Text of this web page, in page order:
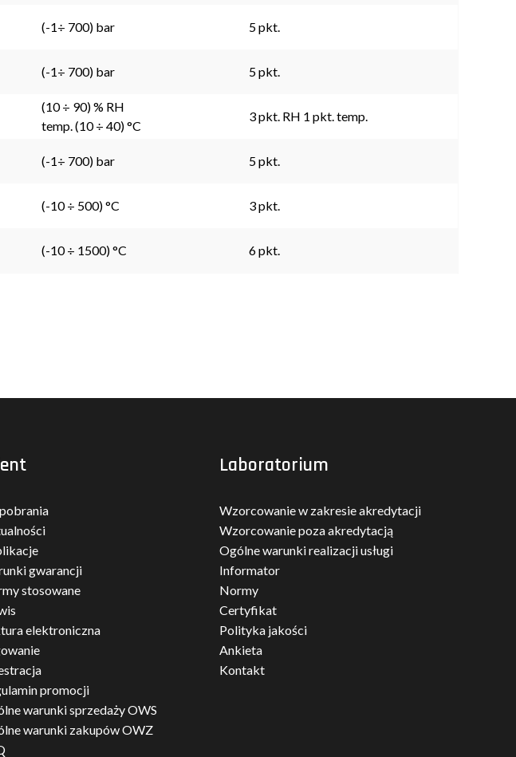
(-1÷ 700) bar 5 pkt.
(-1÷ 700) bar 5 pkt.
(10 ÷ 90) % RH
temp. (10 ÷ 40) °C
3 pkt. RH 1 pkt. temp.
(-1÷ 700) bar 5 pkt.
(-10 ÷ 500) °C 3 pkt.
(-10 ÷ 1500) °C 6 pkt.
gwarancji
stosowane
elektroniczna
promocji
warunki sprzedaży OWS
warunki zakupów OWZ
Laboratorium
Wzorcowanie w zakresie akredytacji
Wzorcowanie poza akredytacją
Ogólne warunki realizacji usługi
Informator
Normy
Certyfikat
Polityka jakości
Ankieta
Kontakt